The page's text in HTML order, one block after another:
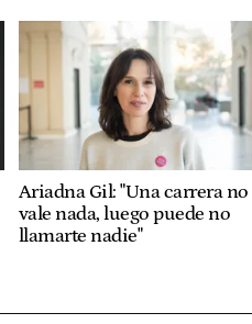
Ariadna Gil: "Una carrera no
vale nada, luego puede no
llamarte nadie"